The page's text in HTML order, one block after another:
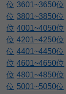
位 3601~3650位
位 3801~3850位
位 4001~4050位
位 4201~4250位
位 4401~4450位
位 4601~4650位
位 4801~4850位
位 5001~5050位